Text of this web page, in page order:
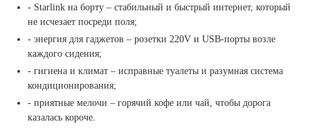
- Starlink на борту – стабильный и быстрый интернет, который
не исчезает посреди поля;
- энергия для гаджетов – розетки 220V и USB-порты возле
каждого сидения;
- гигиена и климат – исправные туалеты и разумная система
кондиционирования;
- приятные мелочи – горячий кофе или чай, чтобы дорога
казалась короче.